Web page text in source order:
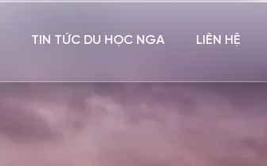
TIN TỨC DU HỌC NGA LIÊN HỆ